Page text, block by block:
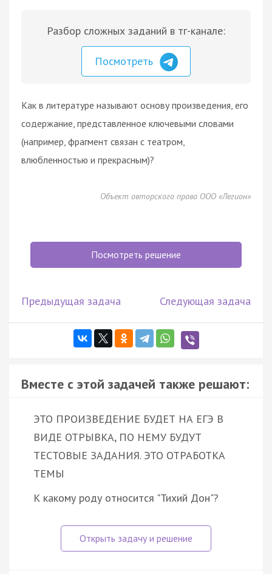
Разбор сложных заданий в тг-канале:
Посмотреть
Как в литературе называют основу произведения, его
содержание, представленное ключевыми словами
(например, фрагмент связан с театром,
влюбленностью и прекрасным)?
Объект авторского права ООО «Легион»
Посмотреть решение
Предыдущая задача Следующая задача
Вместе с этой задачей также решают:
ЭТО ПРОИЗВЕДЕНИЕ БУДЕТ НА ЕГЭ В
ВИДЕ ОТРЫВКА, ПО НЕМУ БУДУТ
ТЕСТОВЫЕ ЗАДАНИЯ. ЭТО ОТРАБОТКА
ТЕМЫ
К какому роду относится "Тихий Дон"?